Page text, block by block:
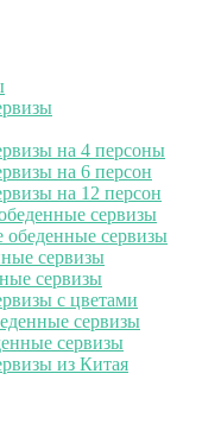
на 4 персоны
на 6 персон
на 12 персон
сервизы
обеденные сервизы
сервизы
сервизы
с цветами
сервизы
сервизы
из Китая